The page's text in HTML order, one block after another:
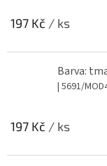
197 Kč / ks
Barva:
| 5691/
197 Kč / ks